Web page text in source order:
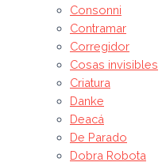
Consonni
Contramar
Corregidor
Cosas invisibles
Criatura
Danke
Deacá
De Parado
Dobra Robota